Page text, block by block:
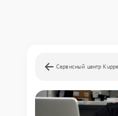
Сервисный центр